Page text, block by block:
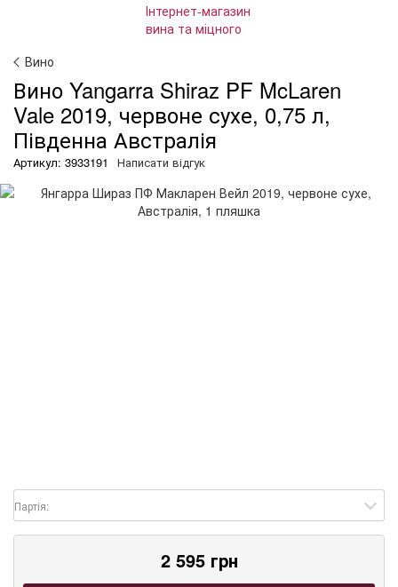
Вино
Вино Yangarra Shiraz PF McLaren
Vale 2019, червоне сухе, 0,75 л,
Південна Австралія
Артикул: 3933191 Написати відгук
Партія:
2 595 грн